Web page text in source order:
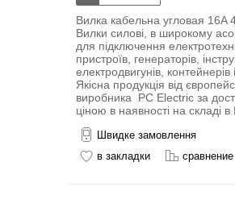
Вилка кабельна угловая 16A
Вилки силові, в широкому
для підключення
пристроїв, генераторів,
електродвигунів, контейнерів і
Якісна продукція від
виробника PC Electric за
ціною в наявності на складі в
Швидке замовлення
в закладки
сравнение